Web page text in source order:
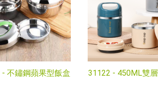
- 不鏽鋼蘋果型飯盒 31122 - 450ML雙